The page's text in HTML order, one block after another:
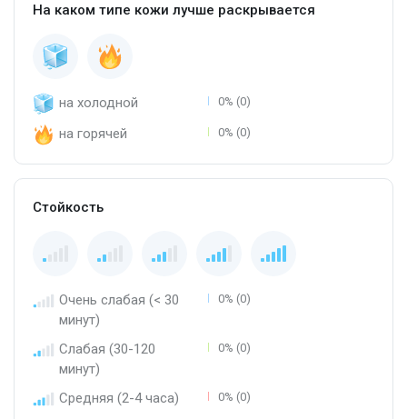
На каком типе кожи лучше раскрывается
на холодной 0% (0)
на горячей 0% (0)
Стойкость
Очень слабая (< 30
минут)
0% (0)
Слабая (30-120
минут)
0% (0)
Средняя (2-4 часа) 0% (0)